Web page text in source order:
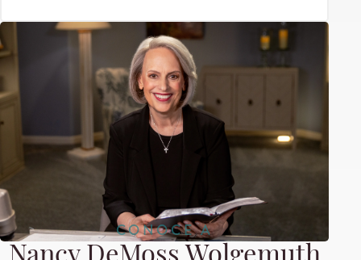
CONOCE A